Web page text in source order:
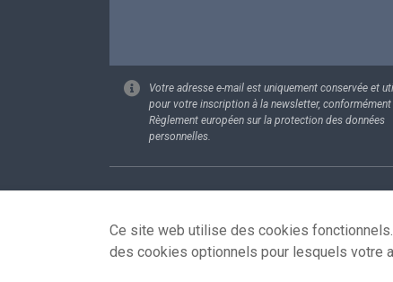
Votre adresse e-mail est uniquement conservée et
pour votre inscription à la newsletter, conformément
Règlement européen sur la protection des données
personnelles.
Ce site web utilise des cookies
des cookies optionnels pour lesquels votre